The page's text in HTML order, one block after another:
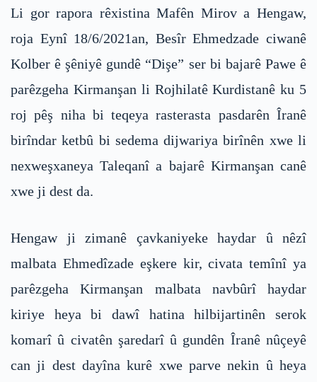
Li gor rapora rêxistina Mafên Mirov a Hengaw,
roja Eynî 18/6/2021an, Besîr Ehmedzade ciwanê
Kolber ê şêniyê gundê “Dişe” ser bi bajarê Pawe ê
parêzgeha Kirmanşan li Rojhilatê Kurdistanê ku 5
roj pêş niha bi teqeya rasterasta pasdarên Îranê
birîndar ketbû bi sedema dijwariya birînên xwe li
nexweşxaneya Taleqanî a bajarê Kirmanşan canê
xwe ji dest da.
Hengaw ji zimanê çavkaniyeke haydar û nêzî
malbata Ehmedîzade eşkere kir, civata temînî ya
parêzgeha Kirmanşan malbata navbûrî haydar
kiriye heya bi dawî hatina hilbijartinên serok
komarî û civatên şaredarî û gundên Îranê nûçeyê
can ji dest dayîna kurê xwe parve nekin û heya